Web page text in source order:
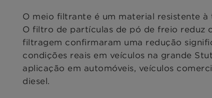
O meio filtrante é um material resistente
O filtro de partículas de pó de freio reduz
filtragem confirmaram uma redução
condições reais em veículos na grande
aplicação em automóveis, veículos
diesel.